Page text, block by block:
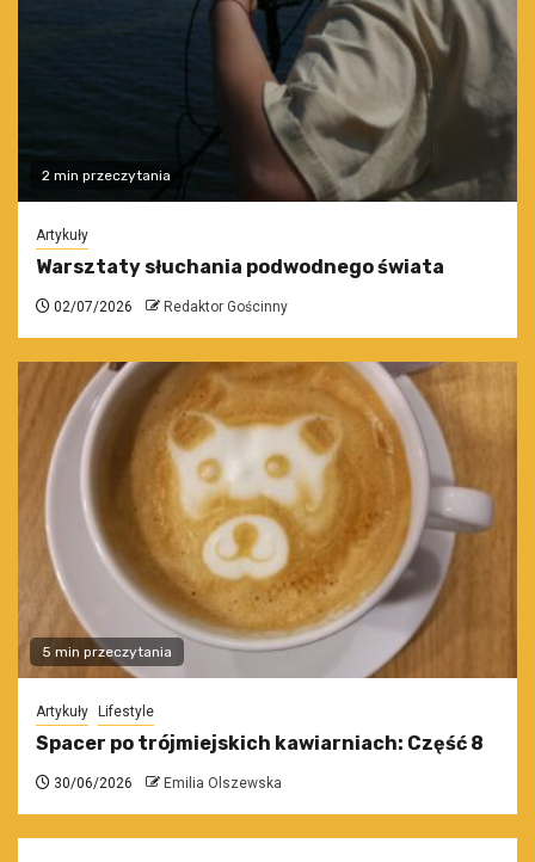
2 min przeczytania
Artykuły
Warsztaty słuchania podwodnego świata
02/07/2026 Redaktor Gościnny
5 min przeczytania
Artykuły Lifestyle
Spacer po trójmiejskich kawiarniach: Część 8
30/06/2026 Emilia Olszewska